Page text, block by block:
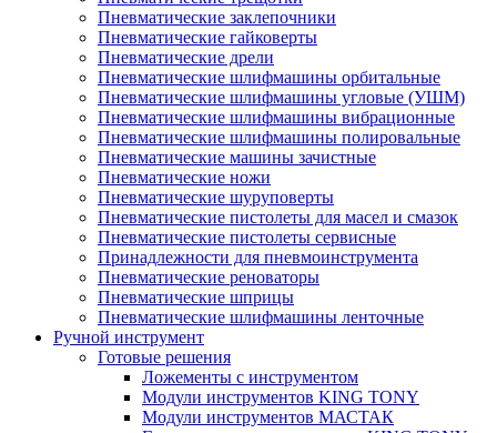
Пневматические заклепочники
Пневматические гайковерты
Пневматические дрели
Пневматические шлифмашины орбитальные
Пневматические шлифмашины угловые (УШМ)
Пневматические шлифмашины вибрационные
Пневматические шлифмашины полировальные
Пневматические машины зачистные
Пневматические ножи
Пневматические шуруповерты
Пневматические пистолеты для масел и смазок
Пневматические пистолеты сервисные
Принадлежности для пневмоинструмента
Пневматические реноваторы
Пневматические шприцы
Пневматические шлифмашины ленточные
Ручной инструмент
Готовые решения
Ложементы с инструментом
Модули инструментов KING TONY
Модули инструментов МАСТАК